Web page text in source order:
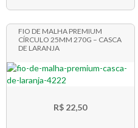
FIO DE MALHA PREMIUM
CÍRCULO 25MM 270G – CASCA
DE LARANJA
R$ 22,50